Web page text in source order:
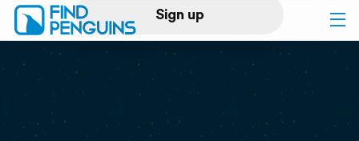
Sign up
Log in